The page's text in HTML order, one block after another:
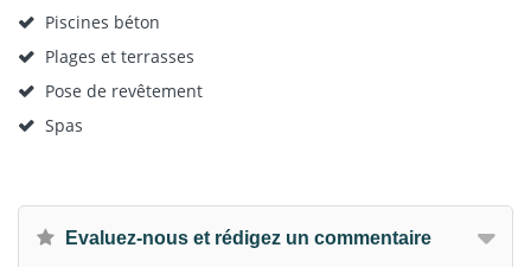
Piscines béton
Plages et terrasses
Pose de revêtement
Spas
Evaluez-nous et rédigez un commentaire